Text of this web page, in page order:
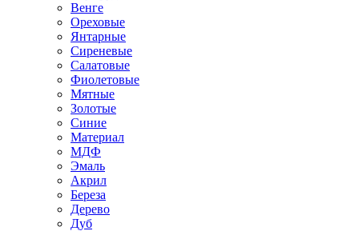
Венге
Ореховые
Янтарные
Сиреневые
Салатовые
Фиолетовые
Мятные
Золотые
Синие
Материал
МДФ
Эмаль
Акрил
Береза
Дерево
Дуб